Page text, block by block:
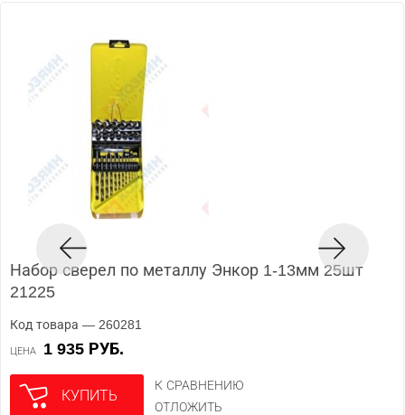
Набор сверел по металлу Энкор 1-13мм 25шт
21225
Код товара — 260281
ЦЕНА 1 935 РУБ.
КУПИТЬ
К СРАВНЕНИЮ
ОТЛОЖИТЬ